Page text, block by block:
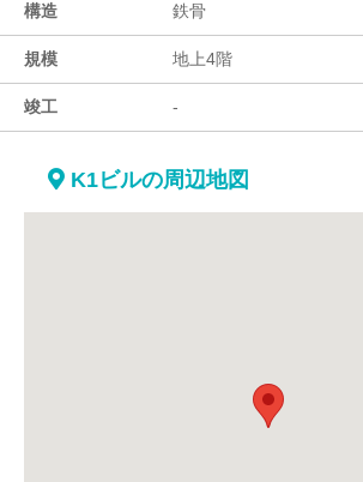
構造 鉄骨
規模 地上4階
竣工 -
K1ビルの周辺地図